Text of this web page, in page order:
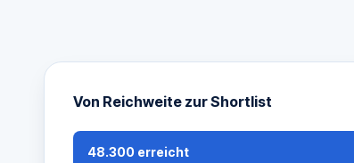
Von Reichweite zur Shortlist
48.300 erreicht